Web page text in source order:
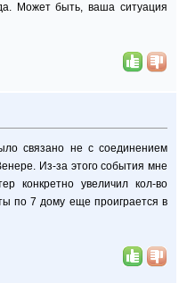
Может быть, ваша ситуация
связано не с соединением
Из-за этого события мне
конкретно увеличил кол-во
по 7 дому еще проиграется в